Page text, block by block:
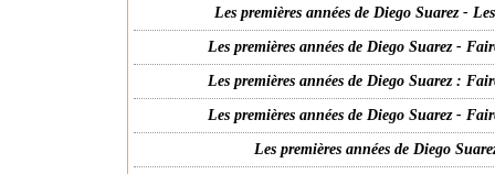
Les premières années de Diego Suarez -
Les premières années de Diego Suarez -
Les premières années de Diego Suarez :
Les premières années de Diego Suarez -
Les premières années de Diego